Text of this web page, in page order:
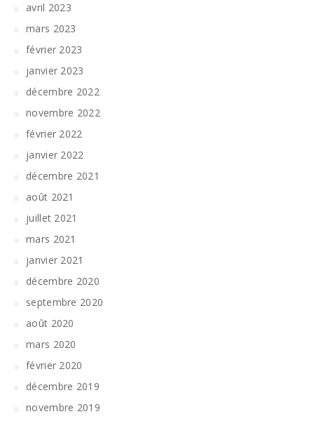
avril 2023
mars 2023
février 2023
janvier 2023
décembre 2022
novembre 2022
février 2022
janvier 2022
décembre 2021
août 2021
juillet 2021
mars 2021
janvier 2021
décembre 2020
septembre 2020
août 2020
mars 2020
février 2020
décembre 2019
novembre 2019